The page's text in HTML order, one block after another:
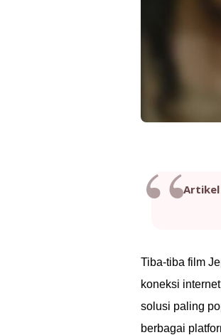
Artikel
Tiba-tiba film
koneksi
solusi paling
berbagai